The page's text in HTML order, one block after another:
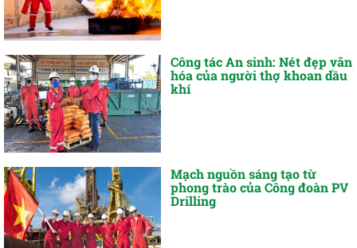
Công tác An sinh: Nét đẹp văn
hóa của người thợ khoan dầu
khí
Mạch nguồn sáng tạo từ
phong trào của Công đoàn PV
Drilling